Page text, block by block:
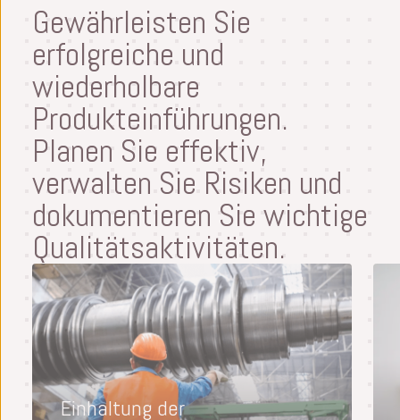
Gewährleisten Sie
erfolgreiche und
wiederholbare
Produkteinführungen.
Planen Sie effektiv,
verwalten Sie Risiken und
dokumentieren Sie wichtige
Qualitätsaktivitäten.
Einhaltung der